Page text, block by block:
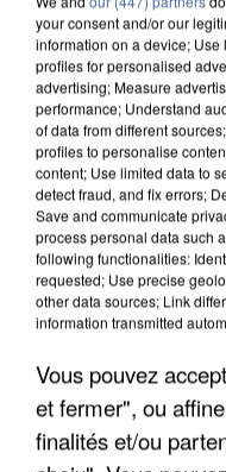
APRÈS TOUTES
DE FAUNE
your consent and/or our
information on a device;
profiles for personalised
advertising; Measure
performance; Understand
of data from different
profiles to personalise
content; Use limited data to
detect fraud, and fix errors;
Save and communicate
process personal data such
following functionalities:
requested; Use precise
other data sources; Link
information transmitted
Vous pouvez
et fermer", ou
finalités et/ou